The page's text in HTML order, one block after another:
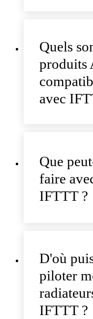
Quels
produits
avec
Que
faire
IFTTT ?
D'où
piloter
IFTTT ?